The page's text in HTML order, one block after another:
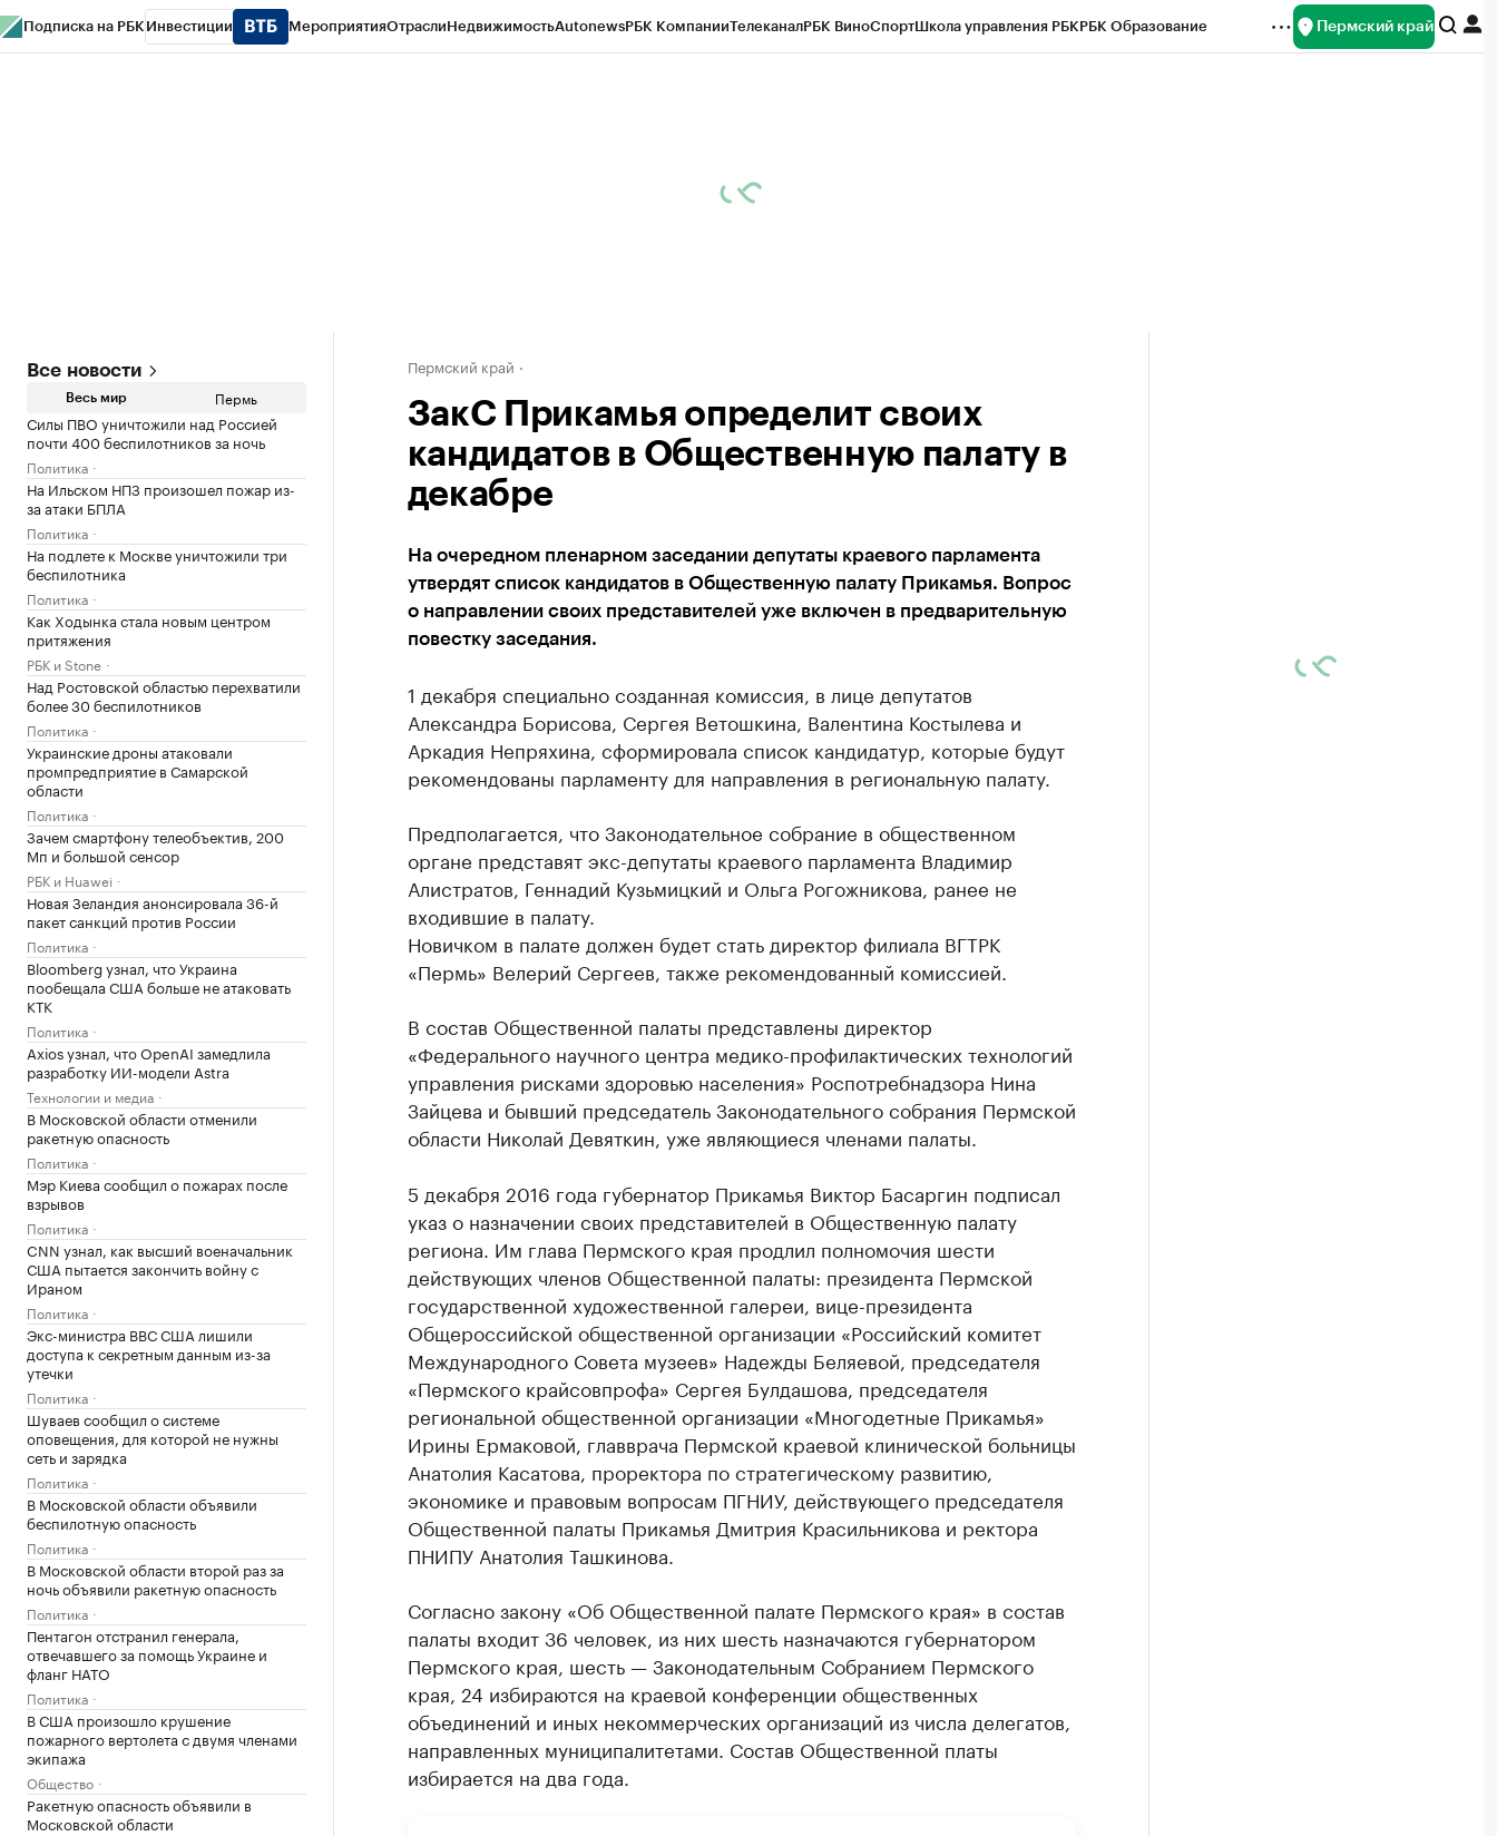
Подписка на РБК Инвестиции МероприятияОтраслиНедвижимостьAutonewsРБК КомпанииТелеканалРБК ВиноСпортШкола управления РБКРБК Образование Пермский край
Все новости
Весь мир Пермь
Силы ПВО уничтожили над Россией
почти 400 беспилотников за ночь
Политика
На Ильском НПЗ произошел пожар из-
за атаки БПЛА
Политика
На подлете к Москве уничтожили три
беспилотника
Политика
Как Ходынка стала новым центром
притяжения
РБК и Stone
Над Ростовской областью перехватили
более 30 беспилотников
Политика
Украинские дроны атаковали
промпредприятие в Самарской
области
Политика
Зачем смартфону телеобъектив, 200
Мп и большой сенсор
РБК и Huawei
Новая Зеландия анонсировала 36-й
пакет санкций против России
Политика
Bloomberg узнал, что Украина
пообещала США больше не атаковать
КТК
Политика
Axios узнал, что OpenAI замедлила
разработку ИИ-модели Astra
Технологии и медиа
В Московской области отменили
ракетную опасность
Политика
Мэр Киева сообщил о пожарах после
взрывов
Политика
CNN узнал, как высший военачальник
США пытается закончить войну с
Ираном
Политика
Экс-министра ВВС США лишили
доступа к секретным данным из-за
утечки
Политика
Шуваев сообщил о системе
оповещения, для которой не нужны
сеть и зарядка
Политика
В Московской области объявили
беспилотную опасность
Политика
В Московской области второй раз за
ночь объявили ракетную опасность
Политика
Пентагон отстранил генерала,
отвечавшего за помощь Украине и
фланг НАТО
Политика
В США произошло крушение
пожарного вертолета с двумя членами
экипажа
Общество
Ракетную опасность объявили в
Московской области
Пермский край
ЗакС Прикамья определит своих
кандидатов в Общественную палату в
декабре
На очередном пленарном заседании депутаты краевого парламента
утвердят список кандидатов в Общественную палату Прикамья. Вопрос
о направлении своих представителей уже включен в предварительную
повестку заседания.
1 декабря специально созданная комиссия, в лице депутатов
Александра Борисова, Сергея Ветошкина, Валентина Костылева и
Аркадия Непряхина, сформировала список кандидатур, которые будут
рекомендованы парламенту для направления в региональную палату.
Предполагается, что Законодательное собрание в общественном
органе представят экс-депутаты краевого парламента Владимир
Алистратов, Геннадий Кузьмицкий и Ольга Рогожникова, ранее не
входившие в палату.
Новичком в палате должен будет стать директор филиала ВГТРК
«Пермь» Велерий Сергеев, также рекомендованный комиссией.
В состав Общественной палаты представлены директор
«Федерального научного центра медико-профилактических технологий
управления рисками здоровью населения» Роспотребнадзора Нина
Зайцева и бывший председатель Законодательного собрания Пермской
области Николай Девяткин, уже являющиеся членами палаты.
5 декабря 2016 года губернатор Прикамья Виктор Басаргин подписал
указ о назначении своих представителей в Общественную палату
региона. Им глава Пермского края продлил полномочия шести
действующих членов Общественной палаты: президента Пермской
государственной художественной галереи, вице-президента
Общероссийской общественной организации «Российский комитет
Международного Совета музеев» Надежды Беляевой, председателя
«Пермского крайсовпрофа» Сергея Булдашова, председателя
региональной общественной организации «Многодетные Прикамья»
Ирины Ермаковой, главврача Пермской краевой клинической больницы
Анатолия Касатова, проректора по стратегическому развитию,
экономике и правовым вопросам ПГНИУ, действующего председателя
Общественной палаты Прикамья Дмитрия Красильникова и ректора
ПНИПУ Анатолия Ташкинова.
Согласно закону «Об Общественной палате Пермского края» в состав
палаты входит 36 человек, из них шесть назначаются губернатором
Пермского края, шесть — Законодательным Собранием Пермского
края, 24 избираются на краевой конференции общественных
объединений и иных некоммерческих организаций из числа делегатов,
направленных муниципалитетами. Состав Общественной платы
избирается на два года.